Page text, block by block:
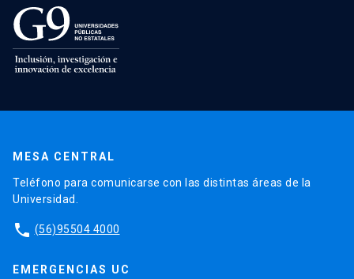
MESA CENTRAL
Teléfono para comunicarse con las distintas áreas de la
Universidad.
phone (56)95504 4000
EMERGENCIAS UC